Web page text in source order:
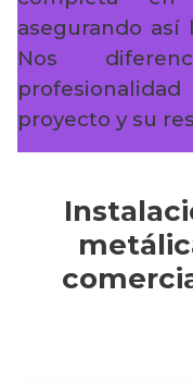
asegurando así
Nos
proyecto y su